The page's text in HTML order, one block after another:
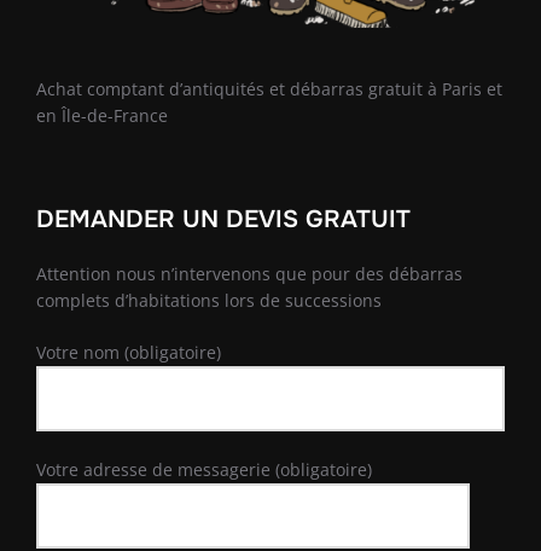
Achat comptant d’antiquités et débarras gratuit à Paris et
en Île-de-France
DEMANDER UN DEVIS GRATUIT
Attention nous n’intervenons que pour des débarras
complets d’habitations lors de successions
Votre nom (obligatoire)
Votre adresse de messagerie (obligatoire)